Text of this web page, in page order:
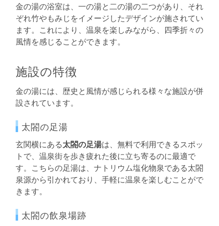
金の湯の浴室は、一の湯と二の湯の二つがあり、それ
ぞれ竹やもみじをイメージしたデザインが施されてい
ます。これにより、温泉を楽しみながら、四季折々の
風情を感じることができます。
施設の特徴
金の湯には、歴史と風情が感じられる様々な施設が併
設されています。
太閤の足湯
玄関横にある太閤の足湯は、無料で利用できるスポッ
トで、温泉街を歩き疲れた後に立ち寄るのに最適で
す。こちらの足湯は、ナトリウム塩化物泉である太閤
泉源から引かれており、手軽に温泉を楽しむことがで
きます。
太閤の飲泉場跡